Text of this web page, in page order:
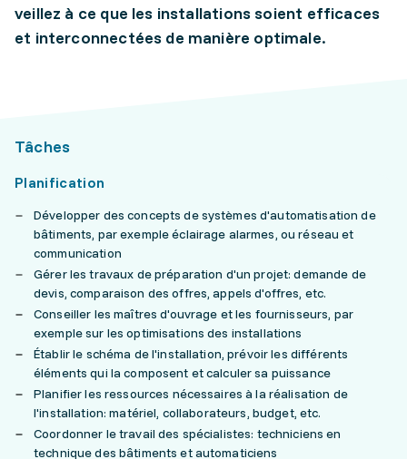
veillez à ce que les installations soient efficaces
et interconnectées de manière optimale.
Tâches
Planification
Développer des concepts de systèmes d'automatisation de
bâtiments, par exemple éclairage alarmes, ou réseau et
communication
Gérer les travaux de préparation d'un projet: demande de
devis, comparaison des offres, appels d'offres, etc.
Conseiller les maîtres d'ouvrage et les fournisseurs, par
exemple sur les optimisations des installations
Établir le schéma de l'installation, prévoir les différents
éléments qui la composent et calculer sa puissance
Planifier les ressources nécessaires à la réalisation de
l'installation: matériel, collaborateurs, budget, etc.
Coordonner le travail des spécialistes: techniciens en
technique des bâtiments et automaticiens